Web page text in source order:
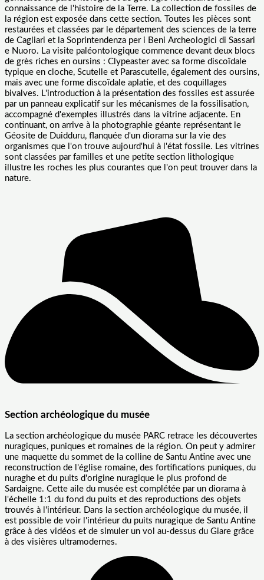
connaissance de l'histoire de la Terre. La collection de fossiles de
la région est exposée dans cette section. Toutes les pièces sont
restaurées et classées par le département des sciences de la terre
de Cagliari et la Soprintendenza per i Beni Archeologici di Sassari
e Nuoro. La visite paléontologique commence devant deux blocs
de grès riches en oursins : Clypeaster avec sa forme discoïdale
typique en cloche, Scutelle et Parascutelle, également des oursins,
mais avec une forme discoïdale aplatie, et des coquillages
bivalves. L'introduction à la présentation des fossiles est assurée
par un panneau explicatif sur les mécanismes de la fossilisation,
accompagné d'exemples illustrés dans la vitrine adjacente. En
continuant, on arrive à la photographie géante représentant le
Géosite de Duidduru, flanquée d'un diorama sur la vie des
organismes que l'on trouve aujourd'hui à l'état fossile. Les vitrines
sont classées par familles et une petite section lithologique
illustre les roches les plus courantes que l'on peut trouver dans la
nature.
Section archéologique du musée
La section archéologique du musée PARC retrace les découvertes
nuragiques, puniques et romaines de la région. On peut y admirer
une maquette du sommet de la colline de Santu Antine avec une
reconstruction de l'église romaine, des fortifications puniques, du
nuraghe et du puits d'origine nuragique le plus profond de
Sardaigne. Cette aile du musée est complétée par un diorama à
l'échelle 1:1 du fond du puits et des reproductions des objets
trouvés à l'intérieur. Dans la section archéologique du musée, il
est possible de voir l'intérieur du puits nuragique de Santu Antine
grâce à des vidéos et de simuler un vol au-dessus du Giare grâce
à des visières ultramodernes.